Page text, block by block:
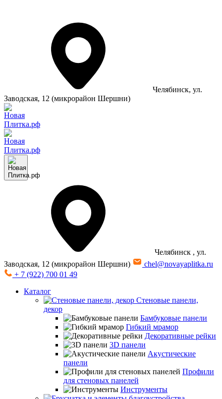
Челябинск, ул.
Заводская, 12 (микрорайон Шершни)
Челябинск , ул.
Заводская, 12 (микрорайон Шершни)
chel@novayaplitka.ru
+ 7 (922) 700 01 49
Каталог
Стеновые панели,
декор
Бамбуковые панели
Гибкий мрамор
Декоративные рейки
3D панели
Акустические
панели
Профили
для стеновых панелей
Инструменты